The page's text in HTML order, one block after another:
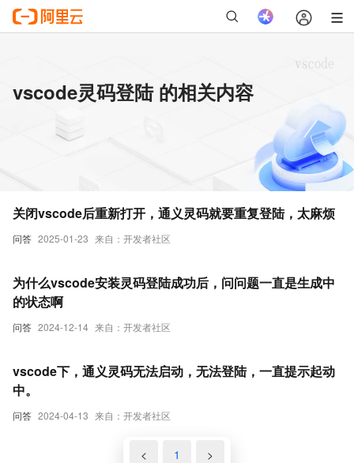
vscode灵码登陆 的相关内容
问答 2025-01-23 来自：开发者社区
关闭vscode后重新打开，通义灵码就要重复登陆，太麻烦
问答 2024-12-14 来自：开发者社区
为什么vscode安装灵码登陆成功后，问问题一直是生成中
的状态啊
问答 2024-04-13 来自：开发者社区
vscode下，通义灵码无法启动，无法登陆，一直提示起动
中。
< 1 >